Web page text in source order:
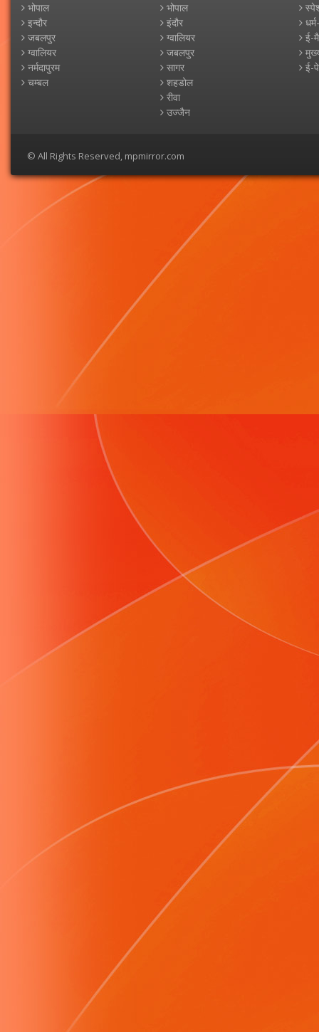
भोपाल
इन्दौर
जबलपुर
ग्वालियर
नर्मदापुरम
चम्बल
भोपाल
इंदौर
ग्वालियर
जबलपुर
सागर
शहडोल
रीवा
उज्जैन
ई-
ई-
© All Rights Reserved, mpmirror.com